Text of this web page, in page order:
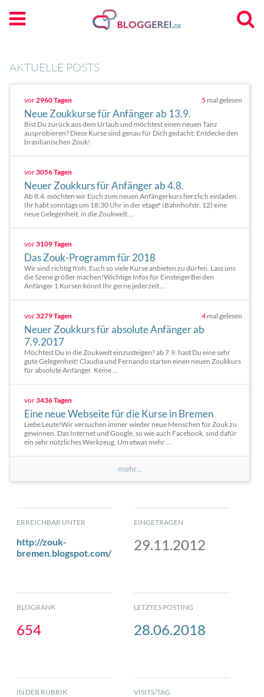
AKTUELLE POSTS
vor2960 Tagen 5 mal gelesen
Neue Zoukkurse für Anfänger ab 13.9.
Bist Du zurück aus dem Urlaub und möchtest einen neuen Tanz
ausprobieren? Diese Kurse sind genau für Dich gedacht: Entdecke den
brasilianischen Zouk!
vor3056 Tagen
Neuer Zoukkurs für Anfänger ab 4.8.
Ab 8.4. möchten wir Euch zum neuen Anfängerkurs herzlich einladen.
Ihr habt sonntags um 18:30 Uhr in der etage° (Bahnhofstr. 12) eine
neue Gelegenheit, in die Zoukwelt ...
vor3109 Tagen
Das Zouk-Programm für 2018
Wir sind richtig froh, Euch so viele Kurse anbieten zu dürfen. Lass uns
die Szene größer machen!Wichtige Infos für EinsteigerBei den
Anfänger 1 Kursen könnt Ihr gerne jederzeit ...
vor3279 Tagen 4 mal gelesen
Neuer Zoukkurs für absolute Anfänger ab
7.9.2017
Möchtest Du in die Zoukwelt einzusteigen? ab 7.9. hast Du eine sehr
gute Gelegenheit! Claudia und Fernando starten einen neuen Zoukkurs
für absolute Anfänger. Keine ...
vor3436 Tagen
Eine neue Webseite für die Kurse in Bremen
Liebe Leute!Wir versuchen immer wieder neue Menschen für Zouk zu
gewinnen. Das Internet und Google, so wie auch Facebook, sind dafür
ein sehr nützliches Werkzeug. Um etwas mehr ...
mehr...
ERREICHBAR UNTER
http://zouk-
bremen.blogspot.com/
EINGETRAGEN
29.11.2012
BLOGRANK
654
LETZTES POSTING
28.06.2018
IN DER RUBRIK VISITS/TAG